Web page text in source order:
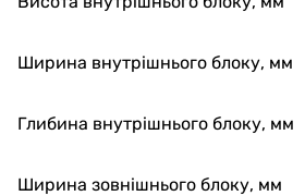
Ширина внутрішнього блоку, мм
Глибина внутрішнього блоку, мм
Ширина зовнішнього блоку, мм